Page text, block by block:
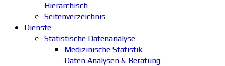
Hierarchisch
Seitenverzeichnis
Dienste
Statistische Datenanalyse
Medizinische Statistik
Daten Analysen & Beratung